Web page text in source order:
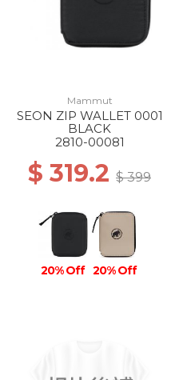
Mammut
SEON ZIP WALLET 0001
BLACK
2810-00081
$ 319.2 $ 399
20% Off 20% Off